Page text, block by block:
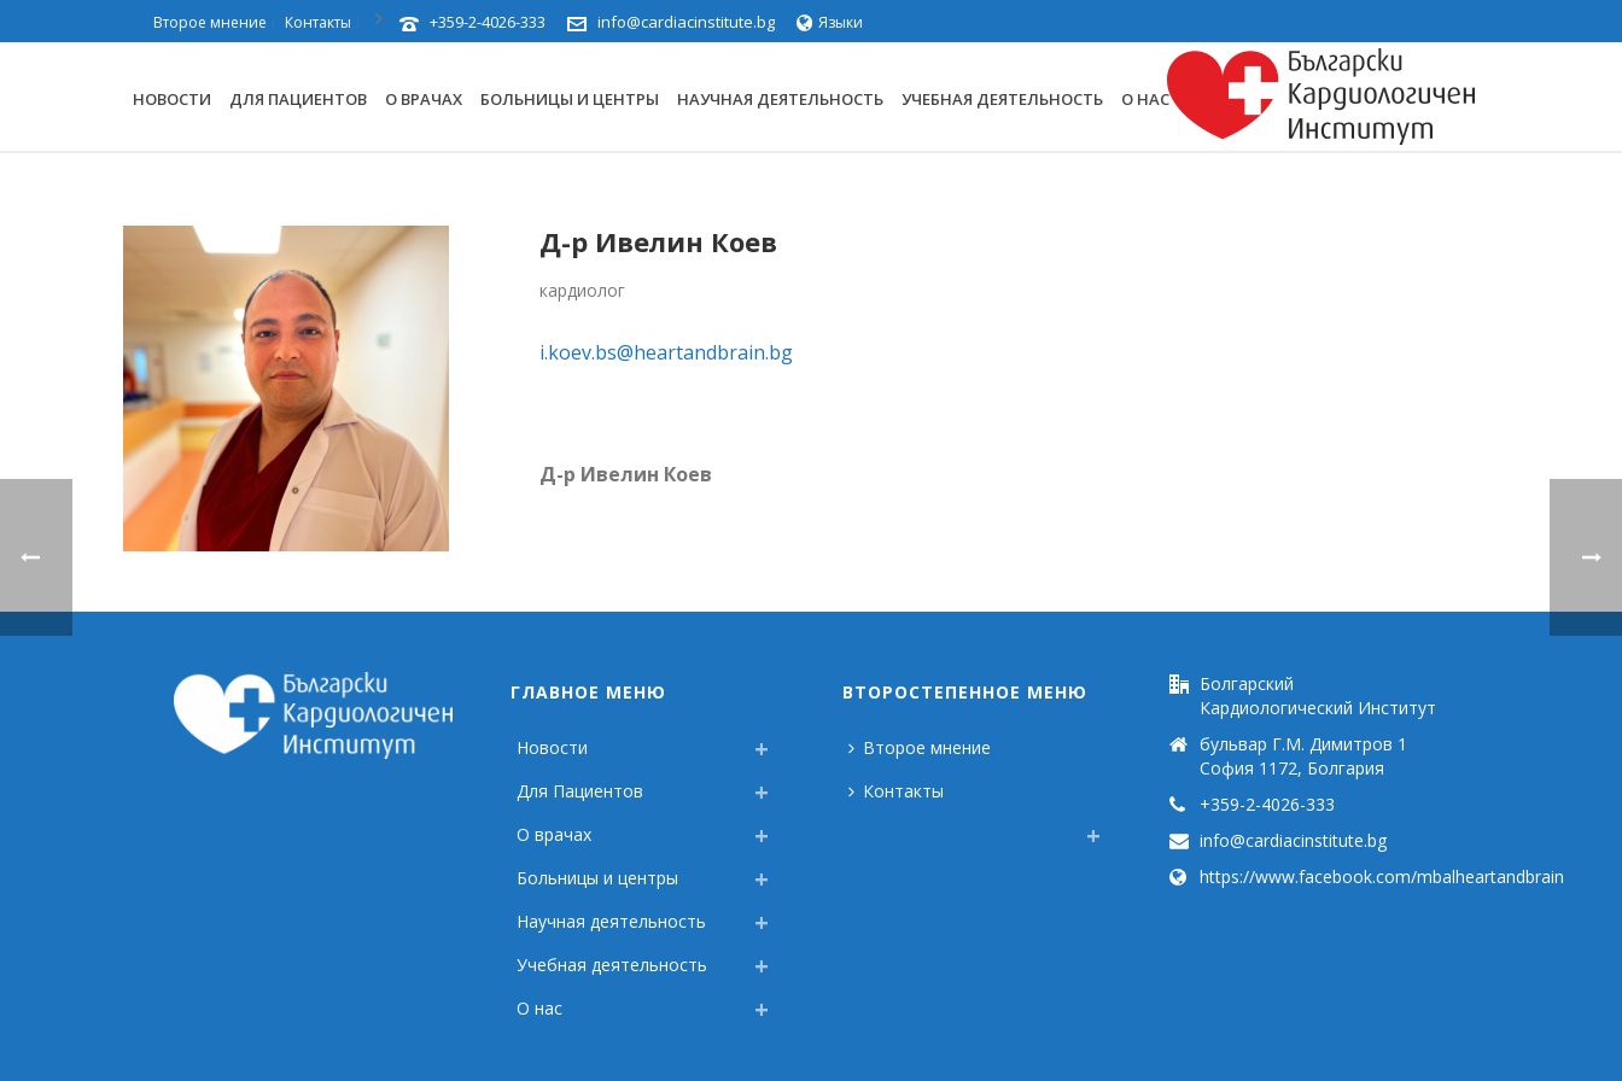
Второе мнение Контакты +359-2-4026-333 info@cardiacinstitute.bg Языки
НОВОСТИ ДЛЯ ПАЦИЕНТОВ О ВРАЧАХ БОЛЬНИЦЫ И ЦЕНТРЫ НАУЧНАЯ ДЕЯТЕЛЬНОСТЬ УЧЕБНАЯ ДЕЯТЕЛЬНОСТЬ О НАС
Д-р Ивелин Коев
кардиолог
i.koev.bs@heartandbrain.bg
Д-р Ивелин Коев
ГЛАВНОЕ МЕНЮ
Новости
Для Пациентов
О врачах
Больницы и центры
Научная деятельность
Учебная деятельность
О нас
ВТОРОСТЕПЕННОЕ МЕНЮ
Второе мнение
Контакты
Болгарский
Кардиологический Институт
бульвар Г.М. Димитров 1
София 1172, Болгария
+359-2-4026-333
info@cardiacinstitute.bg
https://www.facebook.com/mbalheartandbrain